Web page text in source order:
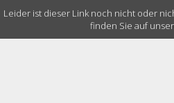
Leider ist dieser Link noch nicht oder
finden Sie auf